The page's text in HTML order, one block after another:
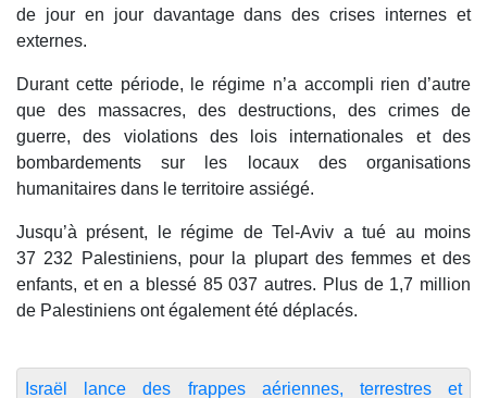
de jour en jour davantage dans des crises internes et
externes.
Durant cette période, le régime n’a accompli rien d’autre
que des massacres, des destructions, des crimes de
guerre, des violations des lois internationales et des
bombardements sur les locaux des organisations
humanitaires dans le territoire assiégé.
Jusqu’à présent, le régime de Tel-Aviv a tué au moins
37 232 Palestiniens, pour la plupart des femmes et des
enfants, et en a blessé 85 037 autres. Plus de 1,7 million
de Palestiniens ont également été déplacés.
Israël lance des frappes aériennes, terrestres et